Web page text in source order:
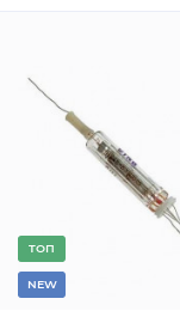
TОП
NEW